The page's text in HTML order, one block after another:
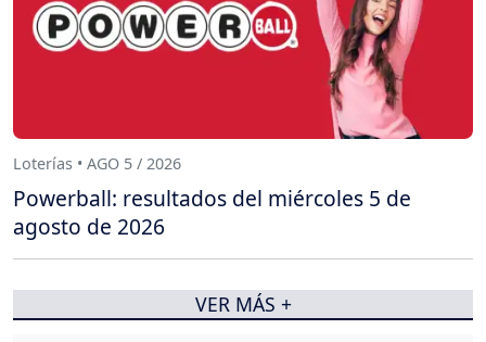
Loterías • AGO 5 / 2026
Powerball: resultados del miércoles 5 de
agosto de 2026
VER MÁS +